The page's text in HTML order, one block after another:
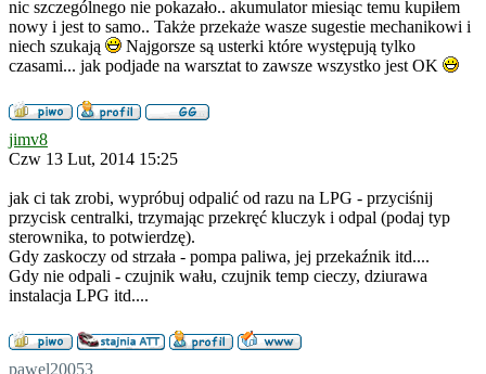
nic szczególnego nie pokazało.. akumulator miesiąc temu kupiłem
nowy i jest to samo.. Także przekaże wasze sugestie mechanikowi i
niech szukają
Najgorsze są usterki które występują tylko
czasami... jak podjade na warsztat to zawsze wszystko jest OK
jimv8
Czw 13 Lut, 2014 15:25
jak ci tak zrobi, wypróbuj odpalić od razu na LPG - przyciśnij
przycisk centralki, trzymając przekręć kluczyk i odpal (podaj typ
sterownika, to potwierdzę).
Gdy zaskoczy od strzała - pompa paliwa, jej przekaźnik itd....
Gdy nie odpali - czujnik wału, czujnik temp cieczy, dziurawa
instalacja LPG itd....
pawel20053